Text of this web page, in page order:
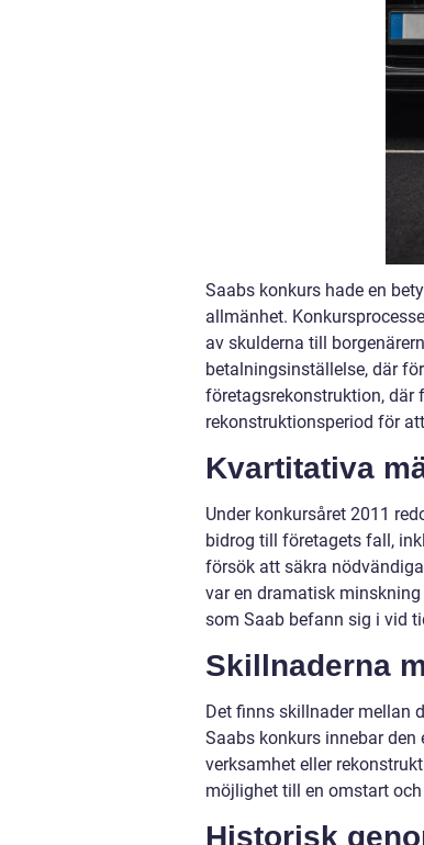
Saabs konkurs hade en
allmänhet.
av skulderna till
betalningsinställelse, där
företagsrekonstruktion, där
rekonstruktionsperiod för
Kvartitativa
Under konkursåret 2011
bidrog till företagets fall,
försök att säkra
var en dramatisk
som Saab befann sig i vid
Skillnaderna
Det finns skillnader mellan
Saabs konkurs innebar
verksamhet eller
möjlighet till en omstart
Historisk